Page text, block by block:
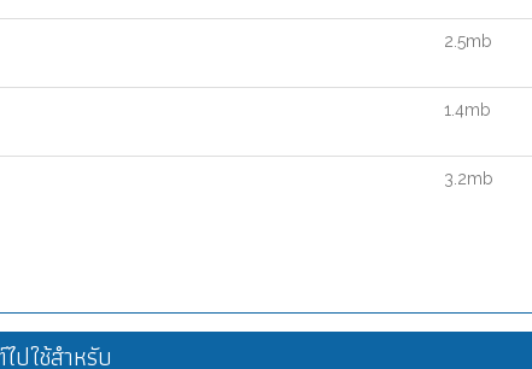
2.5mb
1.4mb
3.2mb
ปใช้สำหรับ